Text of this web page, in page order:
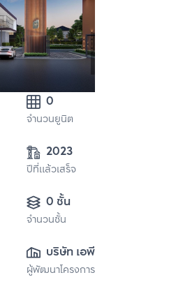
0
จำนวนยูนิต
2023
ปีที่แล้วเสร็จ
0 ชั้น
จำนวนชั้น
บริษัท เอพี (ไทย
แลนด์)
ผู้พัฒนาโครงการ